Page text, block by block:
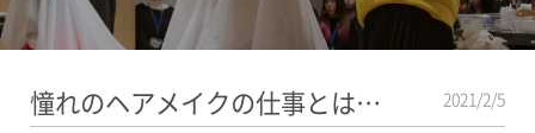
2021/2/5
憧れのヘアメイクの仕事とは…